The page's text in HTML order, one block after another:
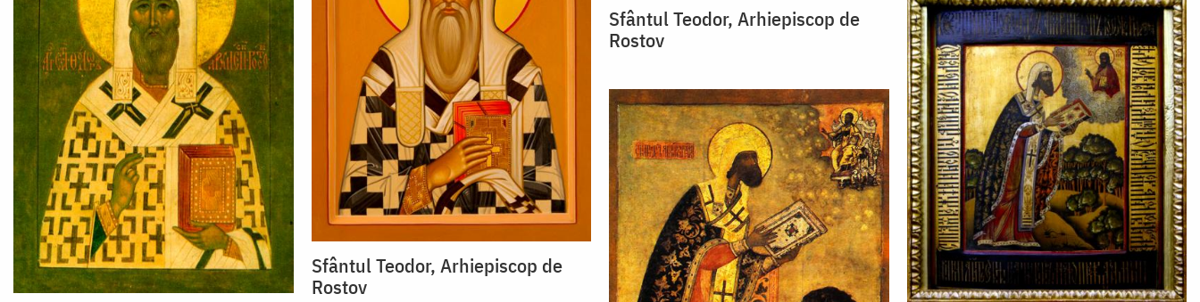
Sfântul Teodor, Arhiepiscop de
Rostov
Sfântul Teodor, Arhiepiscop de
Rostov